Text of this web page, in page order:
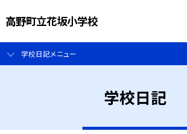
高野町立花坂小学校
学校日記メニュー
学校日記